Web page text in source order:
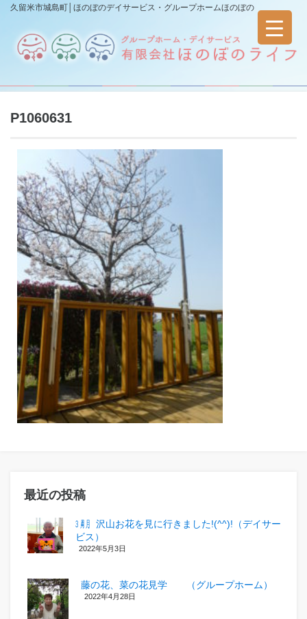
久留米市城島町│ほのぼのデイサービス・グループホームほのぼの
P1060631
最近の投稿
㋂㋃、沢山お花を見に行きました!(^^)!（デイサー
ビス）
2022年5月3日
藤の花、菜の花見学 （グループホーム）
2022年4月28日